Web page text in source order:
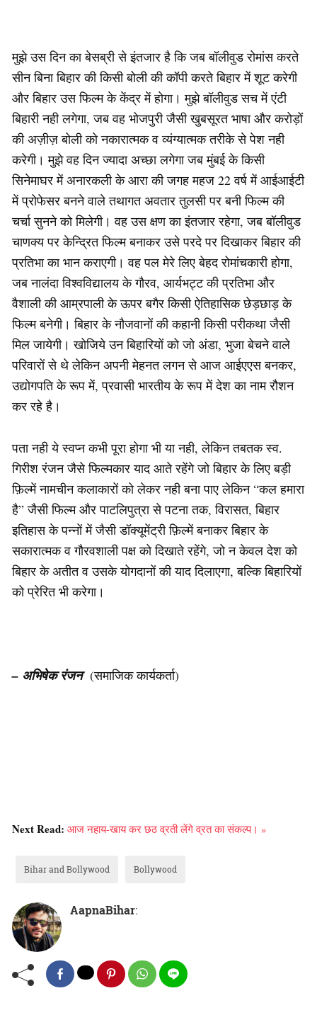
मुझे उस दिन का बेसब्री से इंतजार है कि जब बॉलीवुड रोमांस करते
सीन बिना बिहार की किसी बोली की कॉपी करते बिहार में शूट करेगी
और बिहार उस फिल्म के केंद्र में होगा। मुझे बॉलीवुड सच में एंटी
बिहारी नही लगेगा, जब वह भोजपुरी जैसी खुबसूरत भाषा और करोड़ों
की अज़ीज़ बोली को नकारात्मक व व्यंग्यात्मक तरीके से पेश नही
करेगी। मुझे वह दिन ज्यादा अच्छा लगेगा जब मुंबई के किसी
सिनेमाघर में अनारकली के आरा की जगह महज 22 वर्ष में आईआईटी
में प्रोफेसर बनने वाले तथागत अवतार तुलसी पर बनी फिल्म की
चर्चा सुनने को मिलेगी। वह उस क्षण का इंतजार रहेगा, जब बॉलीवुड
चाणक्य पर केन्द्रित फिल्म बनाकर उसे परदे पर दिखाकर बिहार की
प्रतिभा का भान कराएगी। वह पल मेरे लिए बेहद रोमांचकारी होगा,
जब नालंदा विश्वविद्यालय के गौरव, आर्यभट्ट की प्रतिभा और
वैशाली की आम्रपाली के ऊपर बगैर किसी ऐतिहासिक छेड़छाड़ के
फिल्म बनेगी। बिहार के नौजवानों की कहानी किसी परीकथा जैसी
मिल जायेगी। खोजिये उन बिहारियों को जो अंडा, भुजा बेचने वाले
परिवारों से थे लेकिन अपनी मेहनत लगन से आज आईएएस बनकर,
उद्योगपति के रूप में, प्रवासी भारतीय के रूप में देश का नाम रौशन
कर रहे है।
पता नही ये स्वप्न कभी पूरा होगा भी या नही, लेकिन तबतक स्व.
गिरीश रंजन जैसे फिल्मकार याद आते रहेंगे जो बिहार के लिए बड़ी
फ़िल्में नामचीन कलाकारों को लेकर नही बना पाए लेकिन “कल हमारा
है” जैसी फिल्म और पाटलिपुत्रा से पटना तक, विरासत, बिहार
इतिहास के पन्नों में जैसी डॉक्यूमेंट्री फ़िल्में बनाकर बिहार के
सकारात्मक व गौरवशाली पक्ष को दिखाते रहेंगे, जो न केवल देश को
बिहार के अतीत व उसके योगदानों की याद दिलाएगा, बल्कि बिहारियों
को प्रेरित भी करेगा।
– अभिषेक रंजन (समाजिक कार्यकर्ता)
Next Read: आज नहाय-खाय कर छठ व्रती लेंगे व्रत का संकल्प। »
Bihar and Bollywood Bollywood
AapnaBihar: